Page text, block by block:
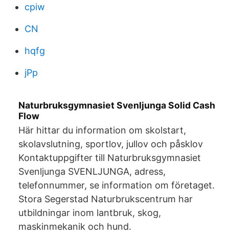
cpiw
CN
hqfg
jPp
Naturbruksgymnasiet Svenljunga Solid Cash
Flow
Här hittar du information om skolstart,
skolavslutning, sportlov, jullov och påsklov
Kontaktuppgifter till Naturbruksgymnasiet
Svenljunga SVENLJUNGA, adress,
telefonnummer, se information om företaget.
Stora Segerstad Naturbrukscentrum har
utbildningar inom lantbruk, skog,
maskinmekanik och hund.